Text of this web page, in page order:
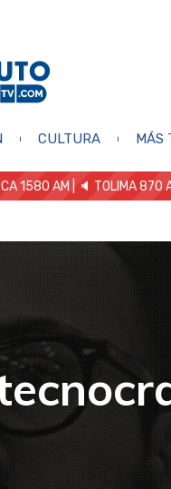
CULTURA MÁS
1580 AM | 🔈 TOLIMA 870